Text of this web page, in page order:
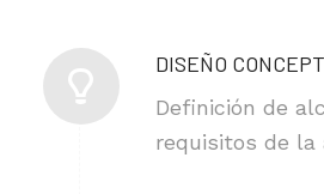
DISEÑO
Definición de
requisitos de la